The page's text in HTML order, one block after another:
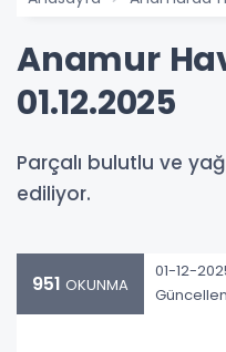
Anamur
01.12.2025
Parçalı bulutlu ve
ediliyor.
951 OKUNMA
01-12-